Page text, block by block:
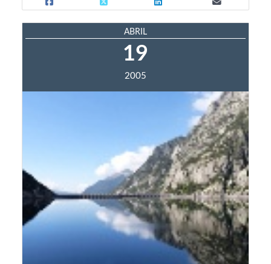
ABRIL
19
2005